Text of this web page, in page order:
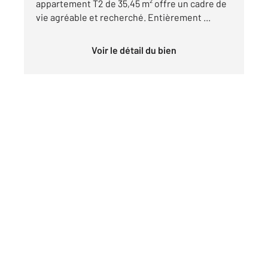
appartement T2 de 35,45 m² offre un cadre de
vie agréable et recherché. Entièrement ...
Voir le détail du bien